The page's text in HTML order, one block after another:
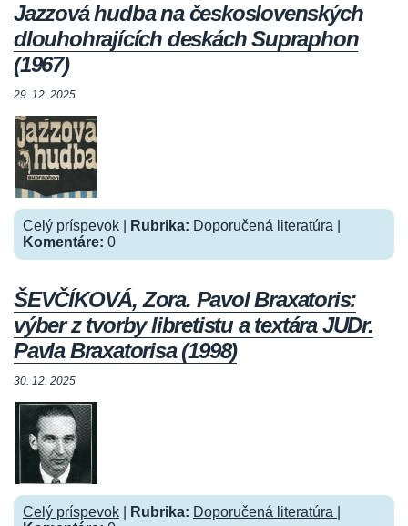
Jazzová hudba na československých
dlouhohrajících deskách Supraphon
(1967)
29. 12. 2025
Celý príspevok Rubrika: Doporučená literatúra
Komentáre: 0
ŠEVČÍKOVÁ, Zora. Pavol Braxatoris:
výber z tvorby libretistu a textára JUDr.
Pavla Braxatorisa (1998)
30. 12. 2025
Celý príspevok Rubrika: Doporučená literatúra